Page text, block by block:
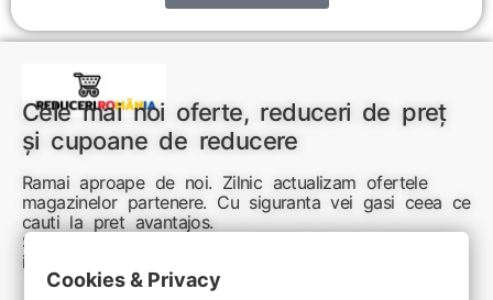
Cele mai noi oferte, reduceri de preț
și cupoane de reducere
Ramai aproape de noi. Zilnic actualizam ofertele
magazinelor partenere. Cu siguranta vei gasi ceea ce
cauti la pret avantajos.
Sunteti aici pentru reduceri inteligente si cumpărături
inspirate
Cookies & Privacy